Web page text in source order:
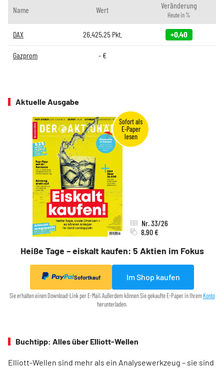
Name Wert Veränderung
Heute in %
DAX 26.425,25Pkt. +0,40
Gazprom -€
Aktuelle Ausgabe
Heiße Tage – eiskalt kaufen: 5 Aktien im Fokus
Nr. 33/26
8,90 €
Sofortkauf Im Shop kaufen
Sie erhalten einen Download-Link per E-Mail. Außerdem können Sie gekaufte E-Paper in Ihrem Konto
herunterladen.
Buchtipp: Alles über Elliott-Wellen
Elliott-Wellen sind mehr als ein Analysewerkzeug – sie sind